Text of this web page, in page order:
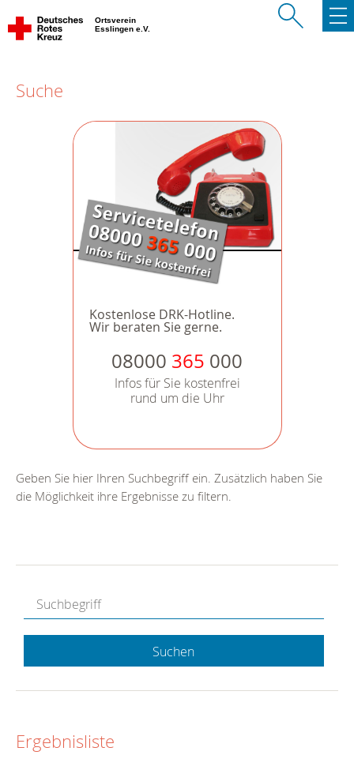
Ortsverein
Esslingen e.V.
Suche
Kostenlose DRK-Hotline.
Wir beraten Sie gerne.
08000 365 000
Infos für Sie kostenfrei
rund um die Uhr
Geben Sie hier Ihren Suchbegriff ein. Zusätzlich haben Sie
die Möglichkeit ihre Ergebnisse zu filtern.
Suchen
Ergebnisliste